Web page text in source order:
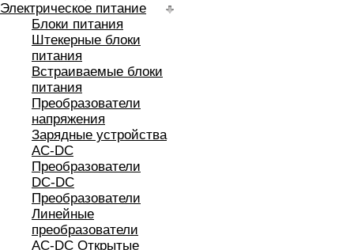
Электрическое питание
Блоки питания
Штекерные блоки
питания
Встраиваемые блоки
питания
Преобразователи
напряжения
Зарядные устройства
AC-DC
Преобразователи
DC-DC
Преобразователи
Линейные
преобразователи
AC-DC Открытые